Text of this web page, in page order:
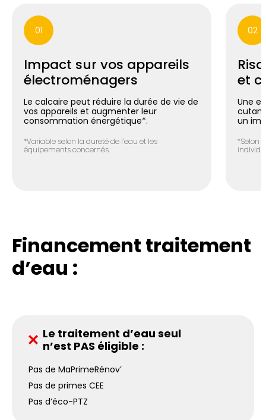
01
Impact sur vos appareils
électroménagers
Le calcaire peut réduire la durée de vie de
vos appareils et augmenter leur
consommation énergétique*.
*Variable selon la dureté de l’eau et les
équipements concernés.
02
et
Une
un
*Selon
Financement traitement
d’eau :
Le traitement d’eau seul
n’est PAS éligible :
Pas de MaPrimeRénov’
Pas de primes CEE
Pas d’éco-PTZ